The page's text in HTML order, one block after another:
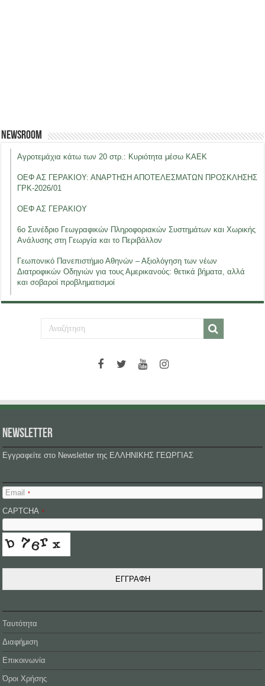
Newsroom
Αγροτεμάχια κάτω των 20 στρ.: Κυριότητα μέσω ΚΑΕΚ
ΟΕΦ ΑΣ ΓΕΡΑΚΙΟΥ: ΑΝΑΡΤΗΣΗ ΑΠΟΤΕΛΕΣΜΑΤΩΝ ΠΡΟΣΚΛΗΣΗΣ
ΓΡΚ-2026/01
ΟΕΦ ΑΣ ΓΕΡΑΚΙΟΥ
6ο Συνέδριο Γεωγραφικών Πληροφοριακών Συστημάτων και Χωρικής
Ανάλυσης στη Γεωργία και το Περιβάλλον
Γεωπονικό Πανεπιστήμιο Αθηνών – Αξιολόγηση των νέων
Διατροφικών Οδηγιών για τους Αμερικανούς: θετικά βήματα, αλλά
και σοβαροί προβληματισμοί
NEWSLETTER
Εγγραφείτε στο Newsletter της ΕΛΛΗΝΙΚΗΣ ΓΕΩΡΓΙΑΣ
Email *
CAPTCHA *
ΕΓΓΡΑΦΗ
Ταυτότητα
Διαφήμιση
Επικοινωνία
Όροι Χρήσης